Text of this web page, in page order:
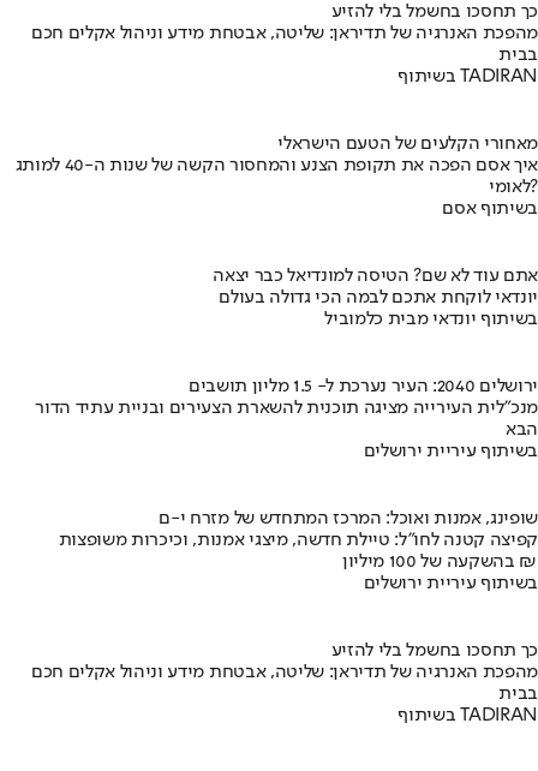
כך תחסכו בחשמל בלי להזיע
מהפכת האנרגיה של תדיראן: שליטה, אבטחת מידע וניהול אקלים חכם
בבית
בשיתוף TADIRAN
מאחורי הקלעים של הטעם הישראלי
איך אסם הפכה את תקופת הצנע והמחסור הקשה של שנות ה-40 למותג
לאומי?
בשיתוף אסם
אתם עוד לא שם? הטיסה למונדיאל כבר יצאה
יונדאי לוקחת אתכם לבמה הכי גדולה בעולם
בשיתוף יונדאי מבית כלמוביל
ירושלים 2040: העיר נערכת ל- 1.5 מליון תושבים
מנכ"לית העירייה מציגה תוכנית להשארת הצעירים ובניית עתיד הדור
הבא
בשיתוף עיריית ירושלים
שופינג, אמנות ואוכל: המרכז המתחדש של מזרח י-ם
קפיצה קטנה לחו"ל: טיילת חדשה, מיצגי אמנות, וכיכרות משופצות
בהשקעה של 100 מיליון ₪
בשיתוף עיריית ירושלים
כך תחסכו בחשמל בלי להזיע
מהפכת האנרגיה של תדיראן: שליטה, אבטחת מידע וניהול אקלים חכם
בבית
בשיתוף TADIRAN